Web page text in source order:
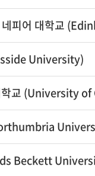
피어 대학교
University)
학교 (University
Beckett